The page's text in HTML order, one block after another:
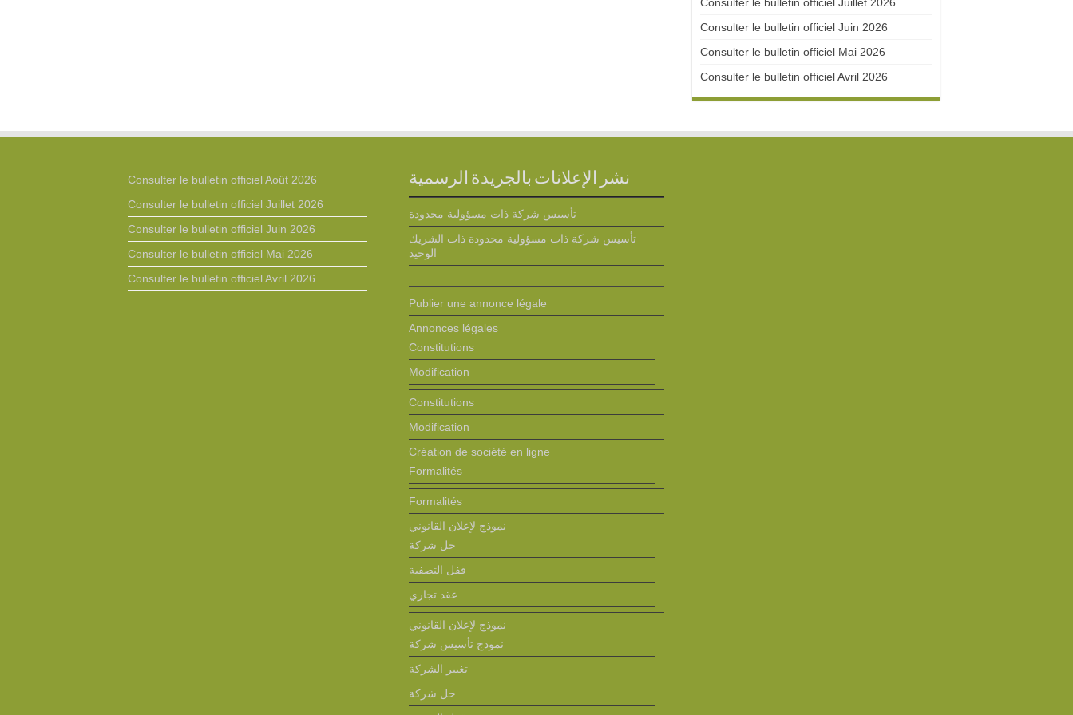
Consulter le bulletin officiel Juin 2026
Consulter le bulletin officiel Mai 2026
Consulter le bulletin officiel Avril 2026
Consulter le bulletin officiel Août 2026
Consulter le bulletin officiel Juillet 2026
Consulter le bulletin officiel Juin 2026
Consulter le bulletin officiel Mai 2026
Consulter le bulletin officiel Avril 2026
نشر الإعلانات بالجريدة الرسمية
تأسيس شركة ذات مسؤولية محدودة
تأسيس شركة ذات مسؤولية محدودة ذات الشريك
الوحيد
Publier une annonce légale
Annonces légales
Constitutions
Modification
Constitutions
Modification
Création de société en ligne
Formalités
Formalités
نموذج لإعلان القانوني
حل شركة
قفل التصفية
عقد تجاري
نموذج لإعلان القانوني
نمودج تأسيس شركة
تغيير الشركة
حل شركة